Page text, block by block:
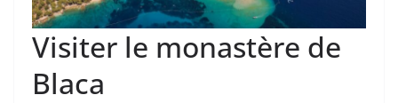
Visiter le monastère de
Blaca